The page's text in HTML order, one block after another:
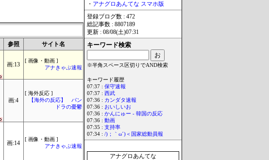
参照 サイト名
画:13
[ 画像・動画 ]
アナきゃぷ速報
画:4
[ 海外反応 ]
【海外の反応】 パン
ドラの憂鬱
画:14
[ 画像・動画 ]
アナきゃぷ速報
・ アナグロあんてな スマホ版
登録ブログ数 : 472
総記事数 : 8807189
更新 : 08/08(土)07:31
キーワード検索
※半角スペース区切りでAND検索
キーワード履歴
07:37 : 保守速報
07:37 : 西武
07:36 : カンダタ速報
07:36 : おいしいお
07:36 : かんにゅー - 韓国の反応
07:36 : 動画
07:35 : 支持率
07:34 : /)；｀ω´)＜国家総動員報
アナグロあんてな